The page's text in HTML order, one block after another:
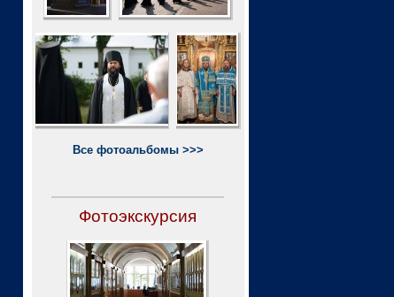
Все фотоальбомы >>>
Фотоэкскурсия